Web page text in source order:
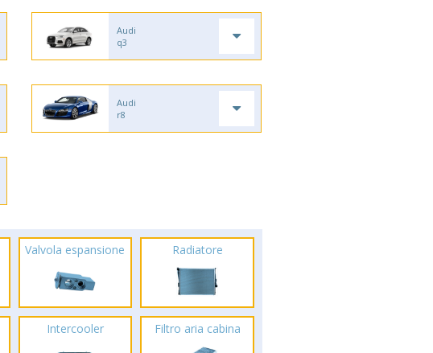
Audi
q3
Audi
r8
Valvola espansione Radiatore
Intercooler Filtro aria cabina